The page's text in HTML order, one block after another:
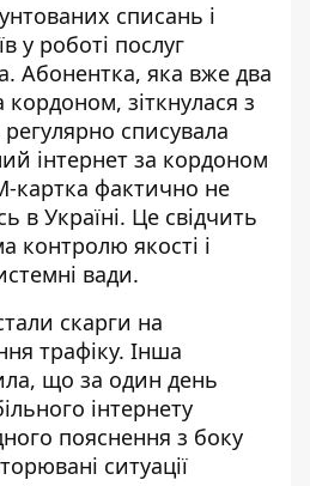
списань і
у роботі послуг
Абонентка, яка вже два
зіткнулася з
списувала
інтернет за кордоном
картка фактично не
в Україні. Це свідчить
контролю якості і
вади.
скарги на
трафіку. Інша
що за один день
інтернету
пояснення з боку
ситуації